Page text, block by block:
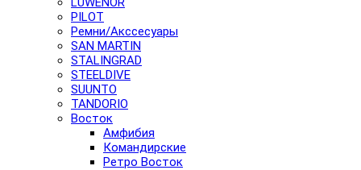
PILOT
Pемни/Акссесуары
SAN MARTIN
STALINGRAD
STEELDIVE
SUUNTO
TANDORIO
Восток
Амфибия
Командирские
Ретро Восток